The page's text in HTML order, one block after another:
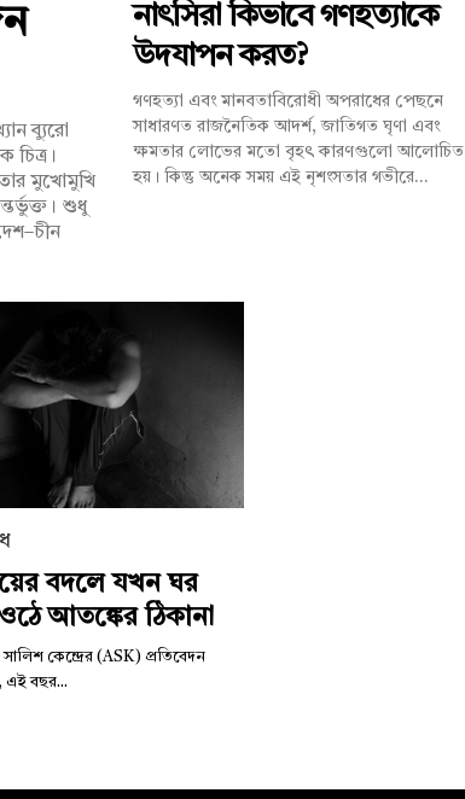
ব্যুরো
চিত্র।
মুখোমুখি
শুধু
নাৎসিরা কিভাবে গণহত্যাকে
উদযাপন করত?
গণহত্যা এবং মানবতাবিরোধী অপরাধের পেছনে
সাধারণত রাজনৈতিক আদর্শ, জাতিগত ঘৃণা এবং
ক্ষমতার লোভের মতো বৃহৎ কারণগুলো আলোচিত
হয়। কিন্তু অনেক সময় এই নৃশংসতার গভীরে...
বদলে যখন ঘর
আতঙ্কের ঠিকানা
কেন্দ্রের (ASK) প্রতিবেদন
এই বছর...